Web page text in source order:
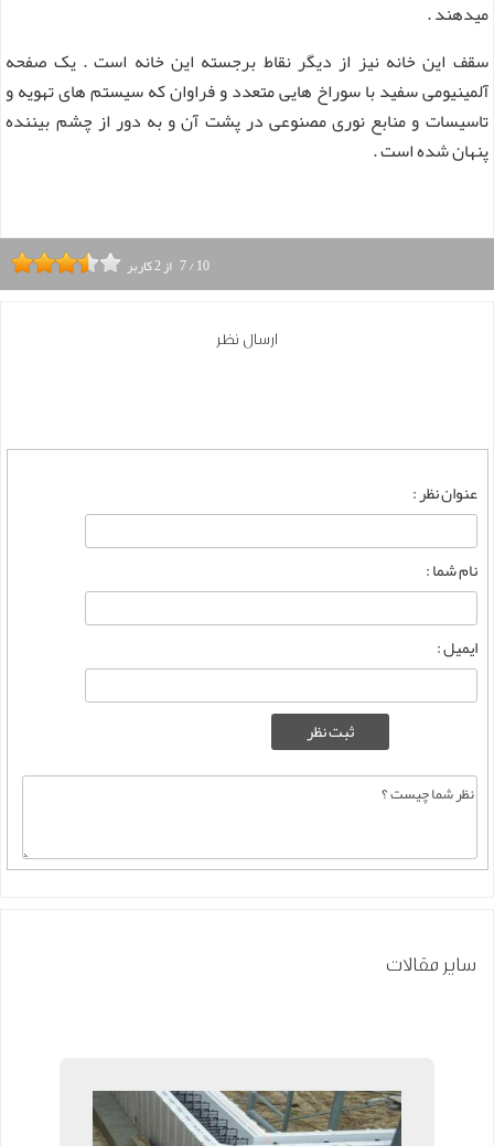
میدهند .
سقف این خانه نیز از دیگر نقاط برجسته این خانه است . یک صفحه
آلمینیومی سفید با سوراخ هایی متعدد و فراوان که سیستم های تهویه و
تاسیسات و منابع نوری مصنوعی در پشت آن و به دور از چشم بیننده
پنهان شده است .
7/10 از2کاربر
ارسال نظر
عنوان نظر :
نام شما :
ایمیل :
سایر مقالات